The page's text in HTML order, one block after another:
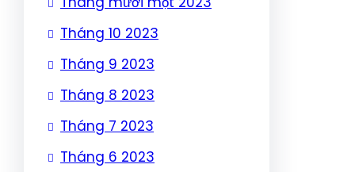
Tháng 10 2023
Tháng 9 2023
Tháng 8 2023
Tháng 7 2023
Tháng 6 2023